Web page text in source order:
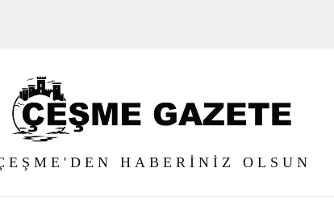
HABERINIZ OLSUN